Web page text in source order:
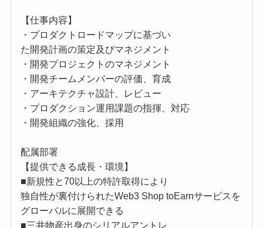
【仕事内容】
・プロダクトロードマップに基づい
た開発計画の策定及びマネジメント
・開発プロジェクトのマネジメント
・開発チームメンバーの評価、育成
・アーキテクチャ設計、レビュー
・プロダクション運用課題の指揮、対応
・開発組織の強化、採用
配属部署
【提供できる成長・環境】
■新規性と70以上の特許取得により
独自性が裏付けられたWeb3 Shop toEarnサービスを
グローバルに展開できる
■三井物産出身のシリアルアントレ